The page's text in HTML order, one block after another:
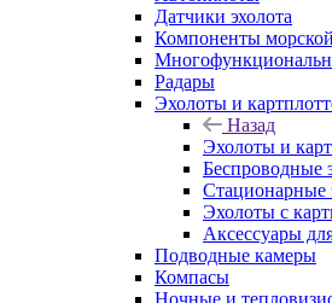
Датчики эхолота
Компоненты
Радары
Эхолоты и
Назад
Эхолоты и
Беспроводные
Стационарные
Эхолоты с
Аксессуары
Подводные камеры
Компасы
Ночные и